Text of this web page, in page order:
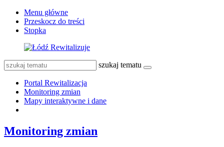
Menu główne
Przeskocz do treści
Stopka
szukaj tematu
Portal Rewitalizacja
Monitoring zmian
Mapy interaktywne i dane
Monitoring zmian